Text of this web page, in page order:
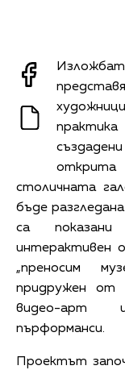
практика
открита
столичната
бъде
са показани
интерактивен
„преносим
придружен от
видео-арт
пърформанси.
Проектът